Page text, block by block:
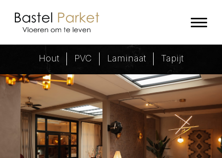
Vloeren om te leven - Bastel
Hout PVC Laminaat Tapijt